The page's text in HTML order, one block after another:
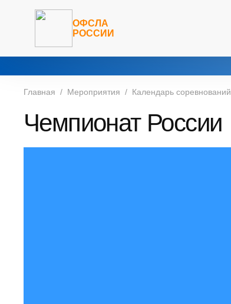
ОФСЛА
РОССИИ
Главная Мероприятия Календарь соревнований
Чемпионат России